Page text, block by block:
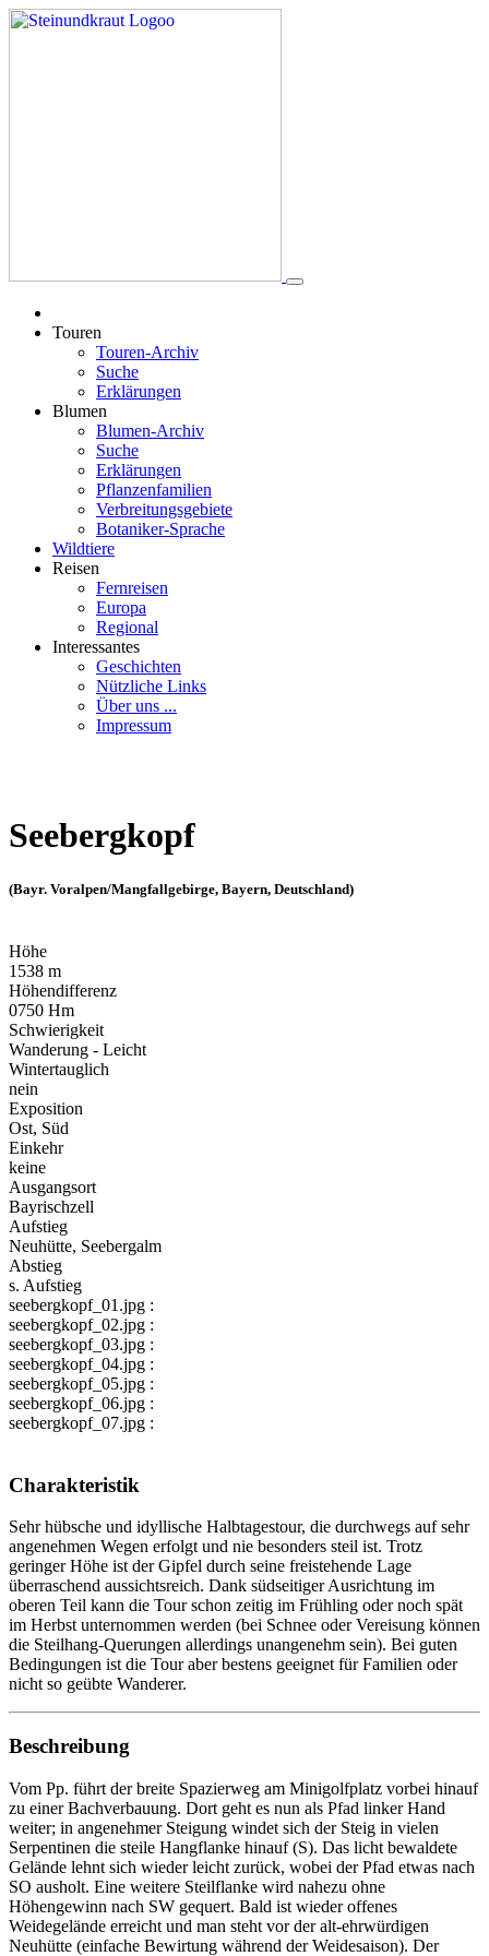
Touren
Touren-Archiv
Suche
Erklärungen
Blumen
Blumen-Archiv
Suche
Erklärungen
Pflanzenfamilien
Verbreitungsgebiete
Botaniker-Sprache
Wildtiere
Reisen
Fernreisen
Europa
Regional
Interessantes
Geschichten
Nützliche Links
Über uns ...
Impressum
Seebergkopf
(Bayr. Voralpen/Mangfallgebirge, Bayern, Deutschland)
Höhe
1538 m
Höhendifferenz
0750 Hm
Schwierigkeit
Wanderung - Leicht
Wintertauglich
nein
Exposition
Ost, Süd
Einkehr
keine
Ausgangsort
Bayrischzell
Aufstieg
Neuhütte, Seebergalm
Abstieg
s. Aufstieg
seebergkopf_01.jpg :
seebergkopf_02.jpg :
seebergkopf_03.jpg :
seebergkopf_04.jpg :
seebergkopf_05.jpg :
seebergkopf_06.jpg :
seebergkopf_07.jpg :
Charakteristik
Sehr hübsche und idyllische Halbtagestour, die durchwegs auf sehr
angenehmen Wegen erfolgt und nie besonders steil ist. Trotz
geringer Höhe ist der Gipfel durch seine freistehende Lage
überraschend aussichtsreich. Dank südseitiger Ausrichtung im
oberen Teil kann die Tour schon zeitig im Frühling oder noch spät
im Herbst unternommen werden (bei Schnee oder Vereisung können
die Steilhang-Querungen allerdings unangenehm sein). Bei guten
Bedingungen ist die Tour aber bestens geeignet für Familien oder
nicht so geübte Wanderer.
Beschreibung
Vom Pp. führt der breite Spazierweg am Minigolfplatz vorbei hinauf
zu einer Bachverbauung. Dort geht es nun als Pfad linker Hand
weiter; in angenehmer Steigung windet sich der Steig in vielen
Serpentinen die steile Hangflanke hinauf (S). Das licht bewaldete
Gelände lehnt sich wieder leicht zurück, wobei der Pfad etwas nach
SO ausholt. Eine weitere Steilflanke wird nahezu ohne
Höhengewinn nach SW gequert. Bald ist wieder offenes
Weidegelände erreicht und man steht vor der alt-ehrwürdigen
Neuhütte (einfache Bewirtung während der Weidesaison). Der